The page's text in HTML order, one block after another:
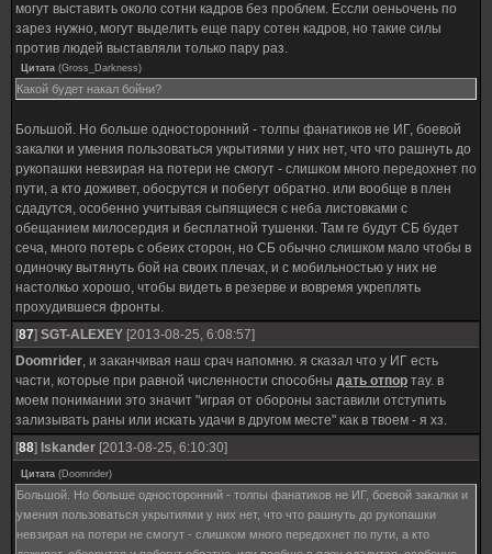
могут выставить около сотни кадров без проблем. Ессли оеньочень по
зарез нужно, могут выделить еще пару сотен кадров, но такие силы
против людей выставляли только пару раз.
Цитата (Gross_Darkness)
Какой будет накал бойни?
Большой. Но больше односторонний - толпы фанатиков не ИГ, боевой
закалки и умения пользоваться укрытиями у них нет, что что рашнуть до
рукопашки невзирая на потери не смогут - слишком много передохнет по
пути, а кто доживет, обосрутся и побегут обратно. или вообще в плен
сдадутся, особенно учитывая сыпящиеся с неба листовками с
обещанием милосердия и бесплатной тушенки. Там ге будут СБ будет
сеча, много потерь с обеих сторон, но СБ обычно слишком мало чтобы в
одиночку вытянуть бой на своих плечах, и с мобильностью у них не
настолкьо хорошо, чтобы видеть в резерве и вовремя укреплять
прохудившеся фронты.
[87] SGT-ALEXEY [2013-08-25, 6:08:57]
Doomrider, и заканчивая наш срач напомню. я сказал что у ИГ есть
части, которые при равной численности способны дать отпор тау. в
моем понимании это значит "играя от обороны заставили отступить
зализывать раны или искать удачи в другом месте" как в твоем - я хз.
[88] Iskander [2013-08-25, 6:10:30]
Цитата (Doomrider)
Большой. Но больше односторонний - толпы фанатиков не ИГ, боевой закалки и
умения пользоваться укрытиями у них нет, что что рашнуть до рукопашки
невзирая на потери не смогут - слишком много передохнет по пути, а кто